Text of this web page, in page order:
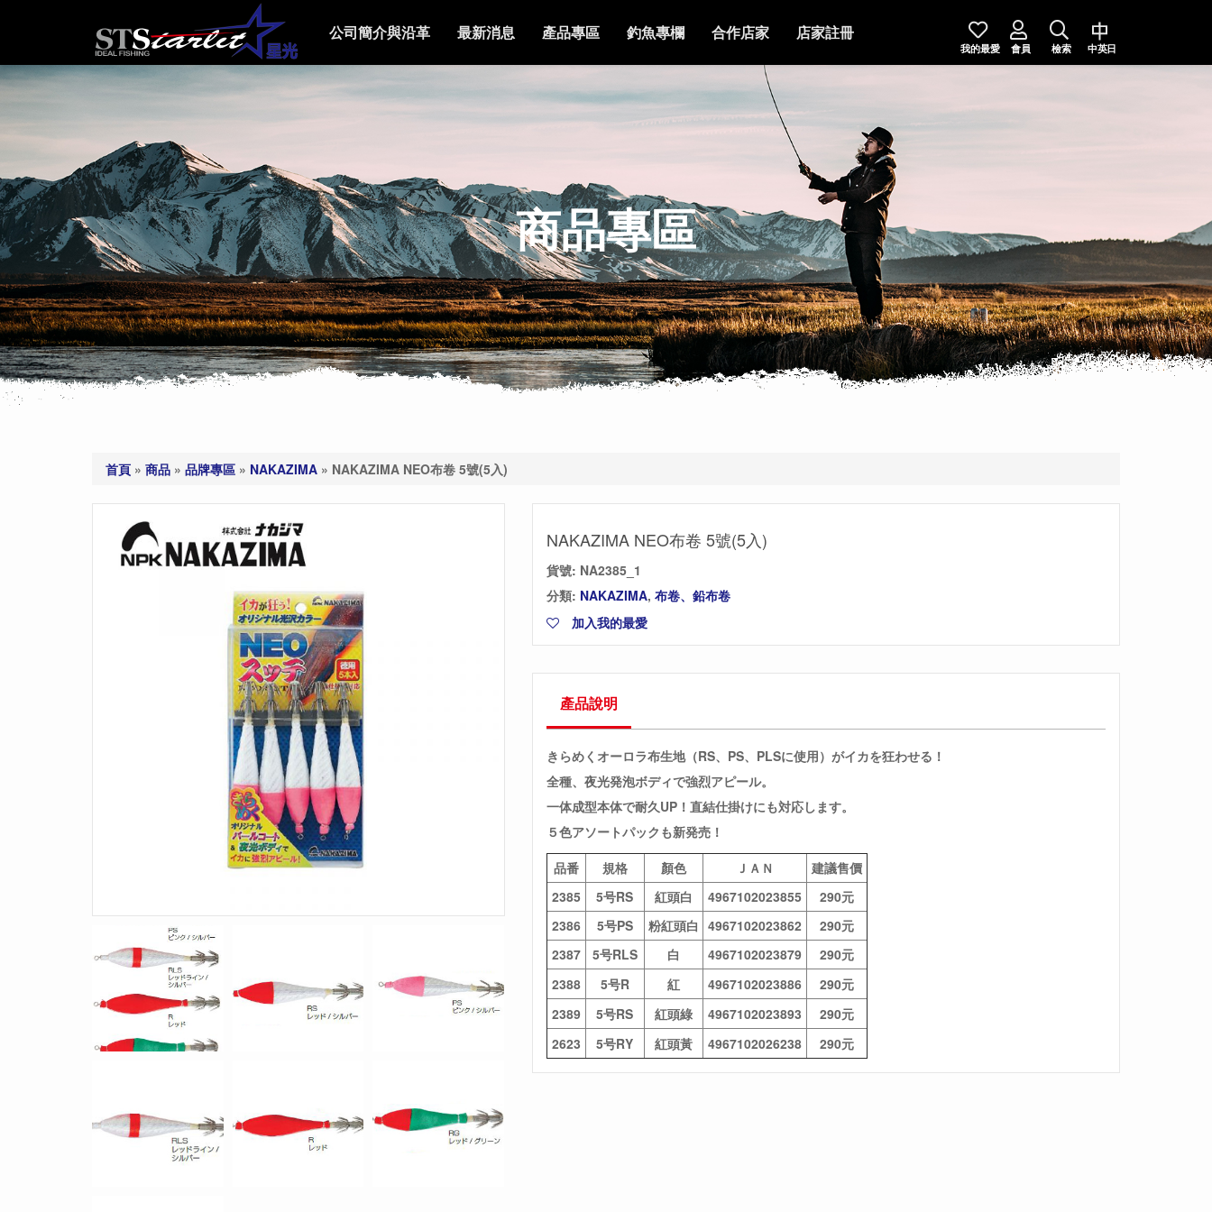
公司簡介與沿革 最新消息 產品專區 釣魚專欄 合作店家 店家註冊
我的最愛 會員 檢索 中英日
商品專區
首頁 » 商品 » 品牌專區 » NAKAZIMA » NAKAZIMA NEO布卷 5號(5入)
NAKAZIMA NEO布卷 5號(5入)
貨號: NA2385_1
分類: NAKAZIMA, 布卷、鉛布卷
加入我的最愛
產品說明
きらめくオーロラ布生地（RS、PS、PLSに使用）がイカを狂わせる！
全種、夜光発泡ボディで強烈アピール。
一体成型本体で耐久UP！直結仕掛けにも対応します。
５色アソートパックも新発売！
品番
規格 顏色 ＪＡＮ
建議售價
2385
5号RS 紅頭白 4967102023855
290元
2386
5号PS 粉紅頭白 4967102023862
290元
2387
5号RLS 白 4967102023879
290元
2388
5号R 紅 4967102023886
290元
2389
5号RS 紅頭綠 4967102023893
290元
2623
5号RY 紅頭黃 4967102026238 290元